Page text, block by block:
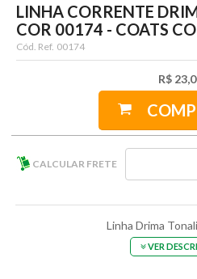
LINHA CORRENTE
COR 00174 - COATS
Cód. Ref. 00174
R$
Linha Drima
VER